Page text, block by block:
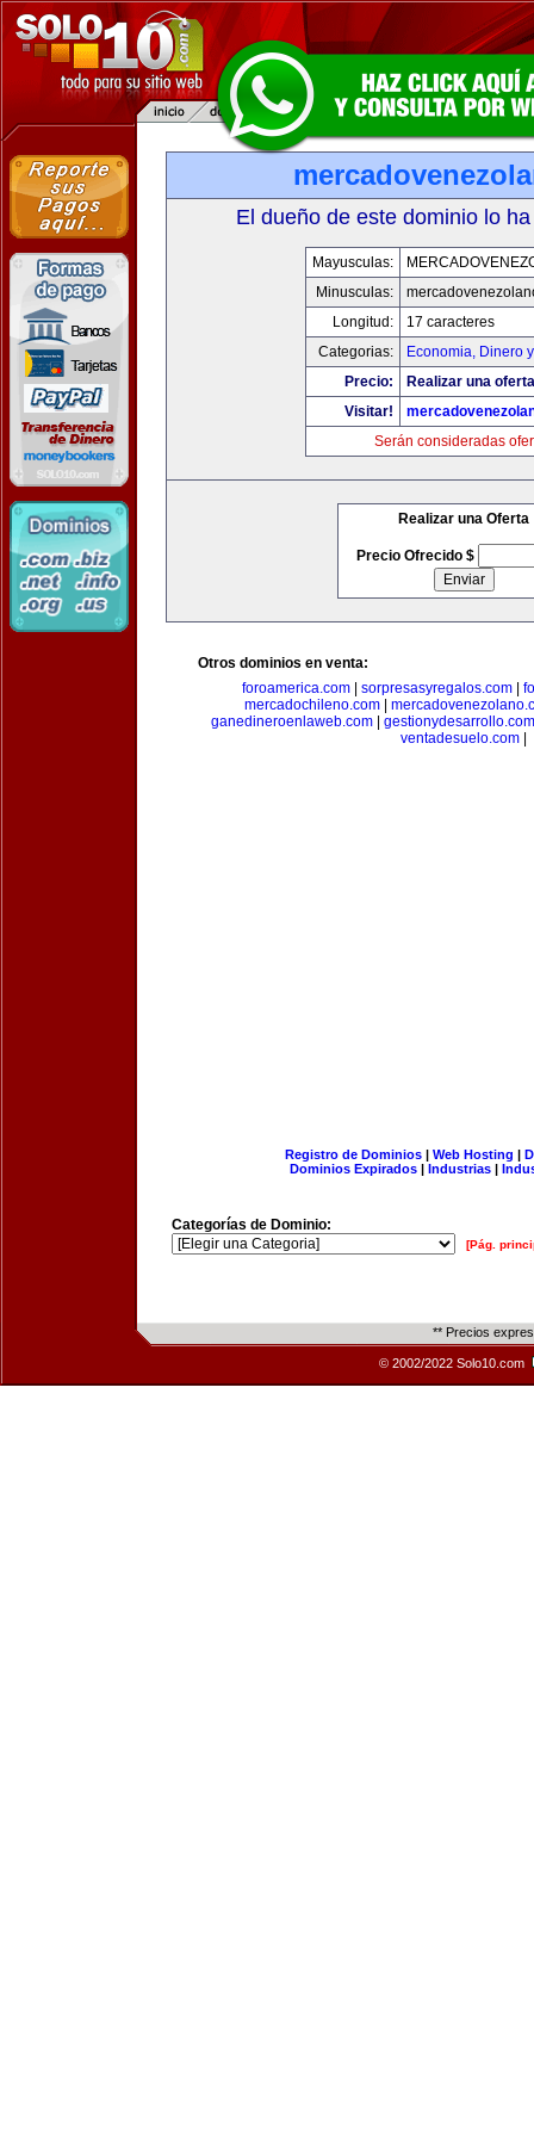
El dueño de este dominio lo
Mayusculas:
Minusculas:
Longitud:
17 caracteres
Categorias:
Economia, Dinero
Precio:
Realizar una
Visitar!
Serán consideradas
Realizar una Oferta
Precio Ofrecido $
Otros dominios en venta:
foroamerica.com
sorpresasyregalos.com
mercadochileno.com
ganedineroenlaweb.com
gestionydesarrollo.com
ventadesuelo.com
Registro de Dominios| Web Hosting |
Dominios Expirados | Industrias |
Categorías de Dominio:
[Pág.
** Precios
© 2002/2022 Solo10.com